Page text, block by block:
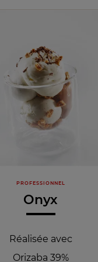
PROFESSIONNEL
Onyx
Réalisée avec
Orizaba 39%